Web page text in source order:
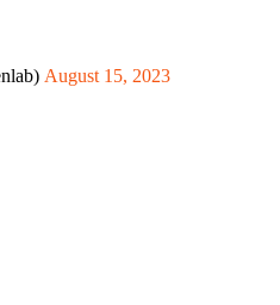
August 15, 2023